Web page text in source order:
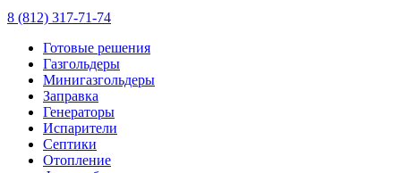
8 (812) 317-71-74
Готовые решения
Газгольдеры
Минигазгольдеры
Заправка
Генераторы
Испарители
Септики
Отопление